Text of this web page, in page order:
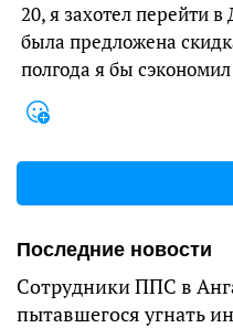
20, я захотел перейти
была предложена
полгода я бы
Последние новости
Сотрудники ППС в
пытавшегося угнать